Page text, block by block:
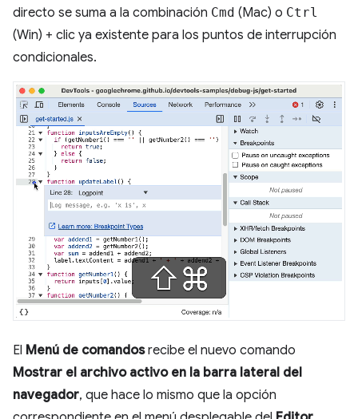
directo se suma a la combinación Cmd (Mac) o Ctrl
(Win) + clic ya existente para los puntos de interrupción
condicionales.
El Menú de comandosrecibe el nuevo comando
Mostrar el archivo activo en la barra lateral del
navegador, que hace lo mismo que la opción